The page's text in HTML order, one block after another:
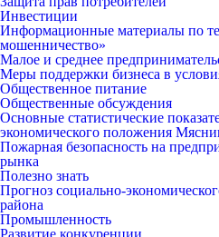
Инвестиции
Информационные материалы по
мошенничество»
Малое и среднее
Меры поддержки бизнеса в
Общественное питание
Общественные обсуждения
Основные статистические
экономического положения
Пожарная безопасность на
рынка
Полезно знать
Прогноз социально-
района
Промышленность
Развитие конкуренции